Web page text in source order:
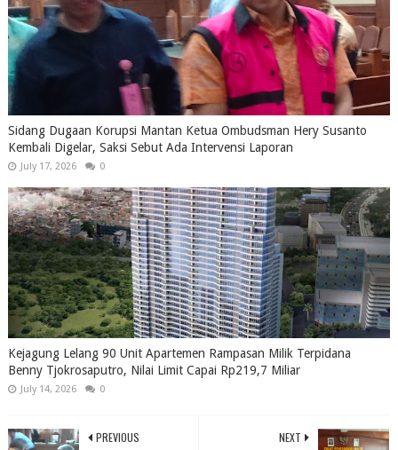
Sidang Dugaan Korupsi Mantan Ketua Ombudsman Hery Susanto
Kembali Digelar, Saksi Sebut Ada Intervensi Laporan
July 17, 2026 0
Kejagung Lelang 90 Unit Apartemen Rampasan Milik Terpidana
Benny Tjokrosaputro, Nilai Limit Capai Rp219,7 Miliar
July 14, 2026 0
NEXT
PREVIOUS